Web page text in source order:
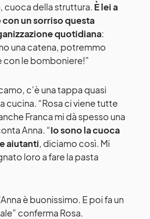
cuoca della struttura. È lei a
un sorriso questa
quotidiana:
una catena, potremmo
con le bomboniere!”
c’è una tappa quasi
cucina. “Rosa ci viene tutte
Franca mi dà spesso una
Anna. “Io sono la cuoca
aiutanti, diciamo così. Mi
loro a fare la pasta
è buonissimo. E poi fa un
conferma Rosa.